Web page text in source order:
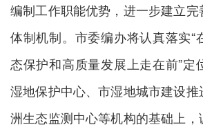
编制工作职能优势，进一步建立
体制机制。市委编办将认真落实“
态保护和高质量发展上走在前”定
湿地保护中心、市湿地城市建设推
洲生态监测中心等机构的基础上